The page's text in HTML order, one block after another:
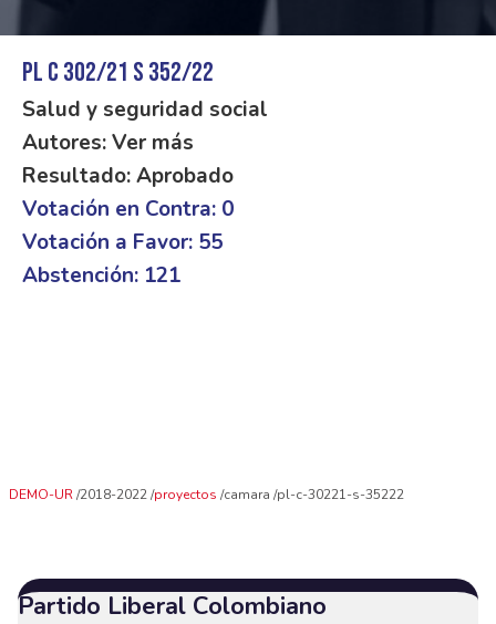
PL C 302/21 S 352/22
Salud y seguridad social
Autores: Ver más
Resultado: Aprobado
Votación en Contra: 0
Votación a Favor: 55
Abstención: 121
DEMO-UR 2018-2022 proyectos camara pl-c-30221-s-35222
Partido Liberal Colombiano